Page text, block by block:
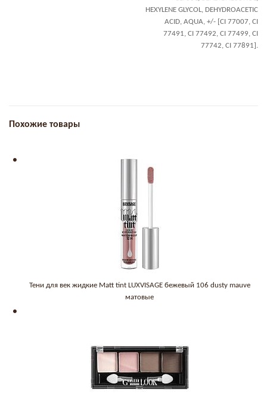
HEXYLENE GLYCOL, DEHYDROACETIC
ACID, AQUA, +/- [CI 77007, CI
77491, CI 77492, CI 77499, CI
77742, CI 77891].
Похожие товары
Тени для век жидкие Matt tint LUXVISAGE бежевый 106 dusty mauve
матовые